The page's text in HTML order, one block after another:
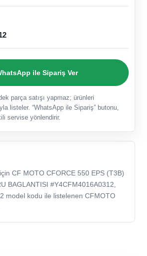
ile Sipariş Ver
parça satışı yapmaz; ürünleri
listeler. “WhatsApp ile Sipariş” butonu,
servise yönlendirir.
CF MOTO CFORCE 550 EPS (T3B)
BAGLANTISI #Y4CFM4016A0312,
model kodu ile listelenen CFMOTO